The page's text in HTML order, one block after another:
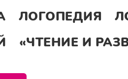
ЛОГОПЕДИЯ
«ЧТЕНИЕ И